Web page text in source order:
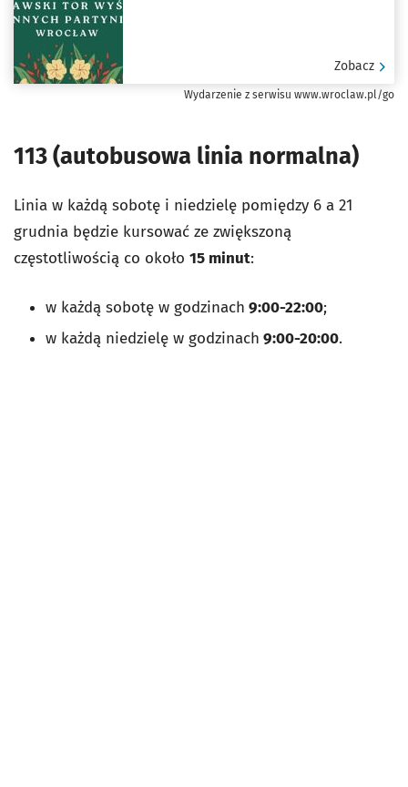
Zobacz
Wydarzenie z serwisu www.wroclaw.pl/go
113 (autobusowa linia normalna)
Linia w każdą sobotę i niedzielę pomiędzy 6 a 21
grudnia będzie kursować ze zwiększoną
częstotliwością co około 15 minut:
w każdą sobotę w godzinach 9:00-22:00;
w każdą niedzielę w godzinach 9:00-20:00.